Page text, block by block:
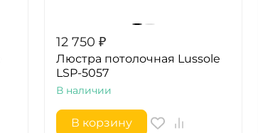
12 750 ₽
Люстра потолочная Lussole
LSP-5057
В наличии
В корзину